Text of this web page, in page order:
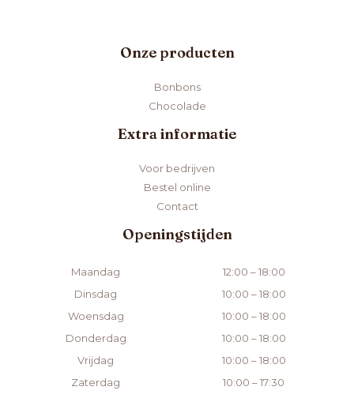
Onze producten
Bonbons
Chocolade
Extra informatie
Voor bedrijven
Bestel online
Contact
Openingstijden
Maandag
12:00 – 18:00
Dinsdag
10:00 – 18:00
Woensdag
10:00 – 18:00
Donderdag
10:00 – 18:00
Vrijdag
10:00 – 18:00
Zaterdag
10:00 – 17:30